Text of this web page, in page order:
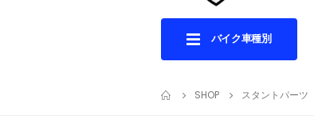
バイク車種別
SHOP スタントパーツ